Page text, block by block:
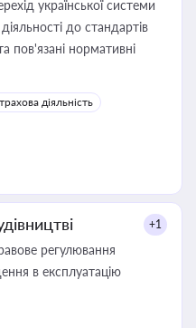
української системи
до стандартів
пов'язані нормативні
діяльність
+1
регулювання
в експлуатацію